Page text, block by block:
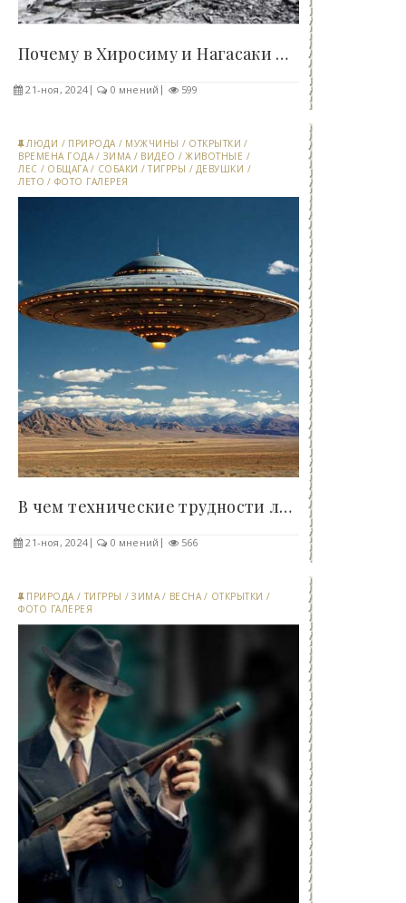
Почему в Хиросиму и Нагасаки люди вернулись, а в..
21-ноя, 2024 0 мнений 599
ЛЮДИ / ПРИРОДА / МУЖЧИНЫ / ОТКРЫТКИ /
ВРЕМЕНА ГОДА / ЗИМА / ВИДЕО /ЖИВОТНЫЕ /
ЛЕС / ОБЩАГА / СОБАКИ /ТИГРРЫ / ДЕВУШКИ /
ЛЕТО / ФОТО ГАЛЕРЕЯ
В чем технические трудности летающих тарелок..
21-ноя, 2024 0 мнений 566
ПРИРОДА / ТИГРРЫ /ЗИМА / ВЕСНА / ОТКРЫТКИ /
ФОТО ГАЛЕРЕЯ